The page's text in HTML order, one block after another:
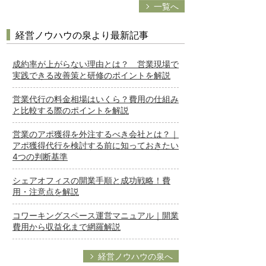
一覧へ
経営ノウハウの泉より最新記事
成約率が上がらない理由とは？ 営業現場で
実践できる改善策と研修のポイントを解説
営業代行の料金相場はいくら？費用の仕組み
と比較する際のポイントを解説
営業のアポ獲得を外注するべき会社とは？｜
アポ獲得代行を検討する前に知っておきたい
4つの判断基準
シェアオフィスの開業手順と成功戦略！費
用・注意点を解説
コワーキングスペース運営マニュアル｜開業
費用から収益化まで網羅解説
経営ノウハウの泉へ